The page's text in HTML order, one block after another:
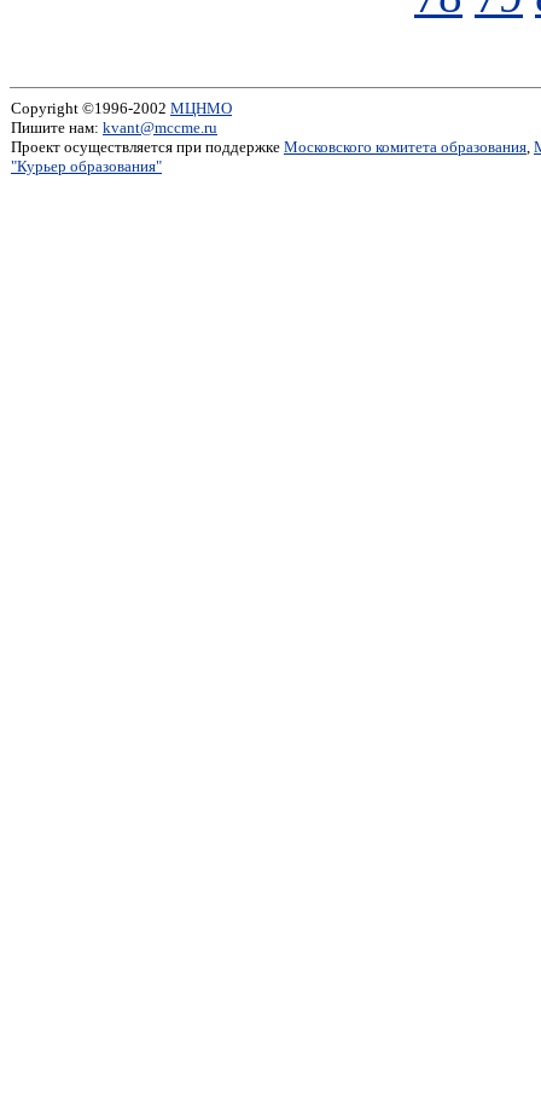
Copyright ©1996-2002 МЦНМО
Пишите нам: kvant@mccme.ru
Проект осуществляется при поддержке Московского комитета образования,
"Курьер образования"